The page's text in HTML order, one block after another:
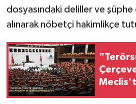
dosyasındaki deliller ve
alınarak nöbetçi hakimlikçe